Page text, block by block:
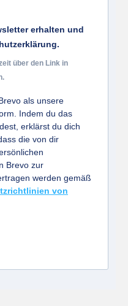
erhalten und
über den Link in
als unsere
Indem du das
erklärst du dich
die von dir
Brevo zur
werden gemäß
von